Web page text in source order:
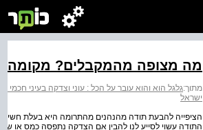
מה מצופה מהמקבלים? מקומה
מתוך:גלגל הוא והוא עובר על הכל : עוני וצדקה בעיני חכמי
ישראל
הציפייה להבעת תודה מהנהנים מהתרומה היא בעלת